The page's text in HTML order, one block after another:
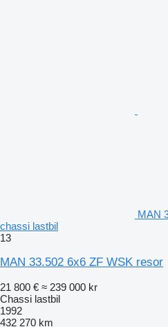
MAN
chassi lastbil
13
MAN 33.502 6x6 ZF WSK resor
21 800 € ≈ 239 000 kr
Chassi lastbil
1992
432 270 km